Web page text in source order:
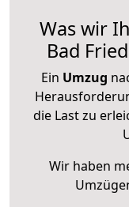
Was wir
Bad
Ein Umzug
die Last zu
Wir haben